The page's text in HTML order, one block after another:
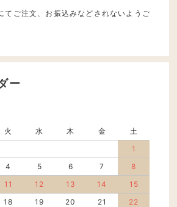
てご注文、お振込みなどされないようご
ー
火 水 木 金
土
1
4 5 6 7
8
11 12 13 14
15
18 19 20 21
22